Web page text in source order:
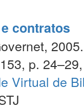
contratos
2005.
p.
Virtual de